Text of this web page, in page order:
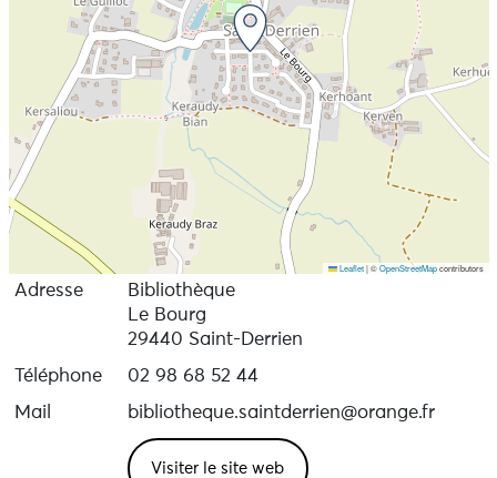
Leaflet |©OpenStreetMapcontributors
Adresse
Bibliothèque
Le Bourg
29440 Saint-Derrien
Téléphone
02 98 68 52 44
Mail
bibliotheque.saintderrien@orange.fr
Visiter le site web